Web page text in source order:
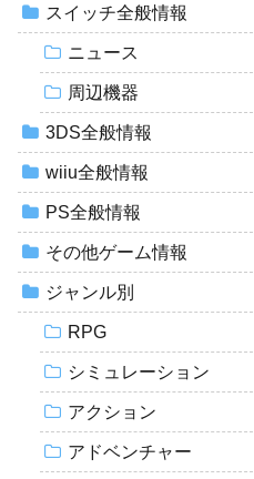
スイッチ全般情報
ニュース
周辺機器
3DS全般情報
wiiu全般情報
PS全般情報
その他ゲーム情報
ジャンル別
RPG
シミュレーション
アクション
アドベンチャー